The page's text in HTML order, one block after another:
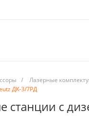
/ Лазерные
ДК-3/7РД
с